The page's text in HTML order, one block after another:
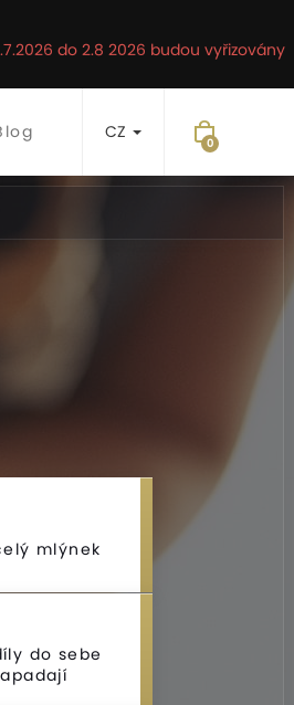
do 2.8 2026 budou vyřizovány
CZ
mlýnek
do sebe